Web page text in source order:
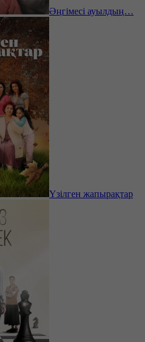
Әңгімесі ауылдың…
Үзілген жапырақтар